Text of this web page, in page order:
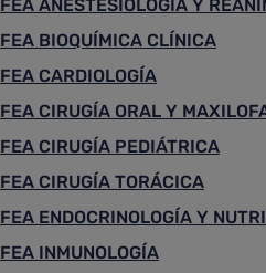
FEA ANESTESIOLOGÍA Y
FEA BIOQUÍMICA CLÍNICA
FEA CARDIOLOGÍA
FEA CIRUGÍA ORAL Y
FEA CIRUGÍA PEDIÁTRICA
FEA CIRUGÍA TORÁCICA
FEA ENDOCRINOLOGÍA Y
FEA INMUNOLOGÍA